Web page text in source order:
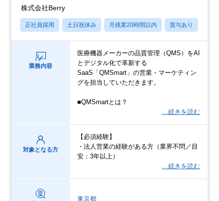
株式会社Berry
正社員採用 土日祝休み 月残業20時間以内 賞与あり
業務内容
医療機器メーカーの品質管理（QMS）をAI
とデジタル化で革新する
SaaS「QMSmart」の営業・マーケティン
グを担当していただきます。
■QMSmartとは？
…続きを読む
対象となる方
【必須経験】
・法人営業の経験がある方（業界不問／目
安：3年以上）
…続きを読む
東京都